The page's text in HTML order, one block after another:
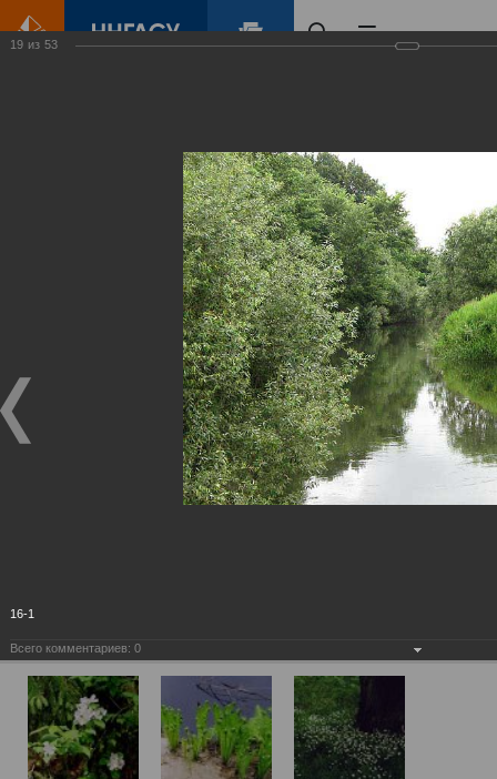
Виртуальные
выставки
(фотоальбомы)
19 из 53
16-1
Всего комментариев: 0